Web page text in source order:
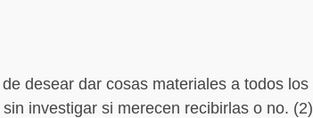
desear dar cosas materiales a todos los
investigar si merecen recibirlas o no. (2)